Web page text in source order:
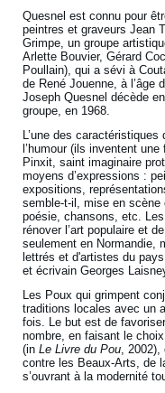
Quesnel est connu pour
peintres et graveurs Jean
Grimpe, un groupe
Arlette Bouvier, Gérard
Poullain), qui a sévi à
de René Jouenne, à l’âge
Joseph Quesnel décède
groupe, en 1968.
L’une des
l’humour (ils inventent
Pinxit, saint imaginaire
moyens d’expressions :
expositions,
semble-t-il, mise en
poésie, chansons, etc.
rénover l’art populaire et
seulement en Normandie,
lettrés et d'artistes du
et écrivain Georges
Les Poux qui grimpent
traditions locales avec un
fois. Le but est de
nombre, en faisant le
(inLe Livre du Pou, 2002),
contre les Beaux-Arts, de
s’ouvrant à la modernité